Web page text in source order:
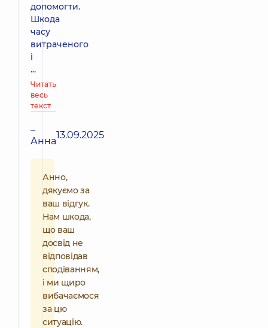
допомогти.
Шкода
часу
витраченого
і
...
Читать
весь
текст
–
Анна13.09.2025
Анно,
дякуємо за
ваш відгук.
Нам шкода,
що ваш
досвід не
відповідав
сподіванням,
і ми щиро
вибачаємося
за цю
ситуацію.